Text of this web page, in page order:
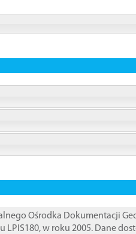
Ośrodka Dokumentacji
w roku 2005. Dane